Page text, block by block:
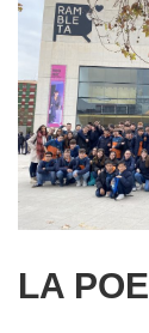
LA